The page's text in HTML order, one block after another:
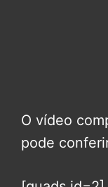
O vídeo
pode